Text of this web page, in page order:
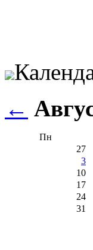
←
Пн
27
3
10
17
24
31